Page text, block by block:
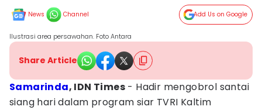
News Channel Add Us on Google
Ilustrasi area persawahan. Foto Antara
Share Article
Samarinda, IDN Times - Hadir mengobrol santai
siang hari dalam program siar TVRI Kaltim